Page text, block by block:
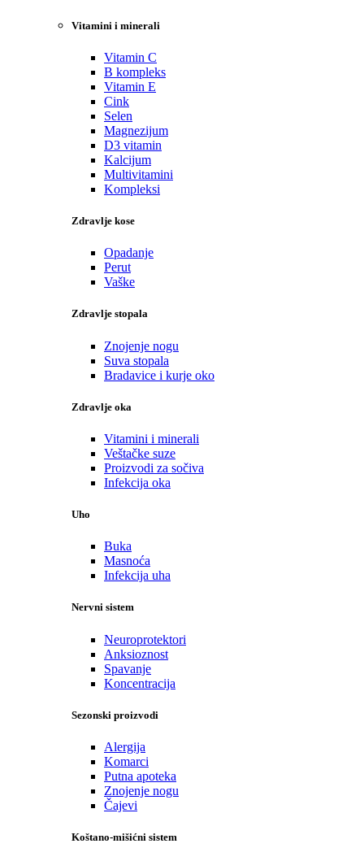
Vitamini i minerali
Vitamin C
B kompleks
Vitamin E
Cink
Selen
Magnezijum
D3 vitamin
Kalcijum
Multivitamini
Kompleksi
Zdravlje kose
Opadanje
Perut
Vaške
Zdravlje stopala
Znojenje nogu
Suva stopala
Bradavice i kurje oko
Zdravlje oka
Vitamini i minerali
Veštačke suze
Proizvodi za sočiva
Infekcija oka
Uho
Buka
Masnoća
Infekcija uha
Nervni sistem
Neuroprotektori
Anksioznost
Spavanje
Koncentracija
Sezonski proizvodi
Alergija
Komarci
Putna apoteka
Znojenje nogu
Čajevi
Koštano-mišićni sistem